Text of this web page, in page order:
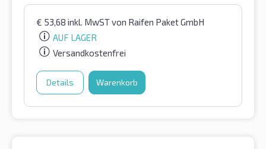
€ 53,68 inkl. MwSTvon Raifen Paket GmbH
AUF LAGER
Versandkostenfrei
Details Warenkorb